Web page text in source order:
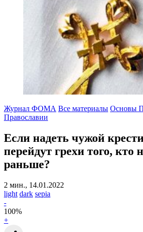
Журнал ФОМА Все материалы Основы
Православии
Если надеть чужой
перейдут грехи того, кто
раньше?
2 мин., 14.01.2022
light dark sepia
-
100%
+